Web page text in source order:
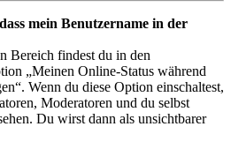
mein Benutzername in der
Bereich findest du in den
„Meinen Online-Status während
Wenn du diese Option einschaltest,
Moderatoren und du selbst
Du wirst dann als unsichtbarer